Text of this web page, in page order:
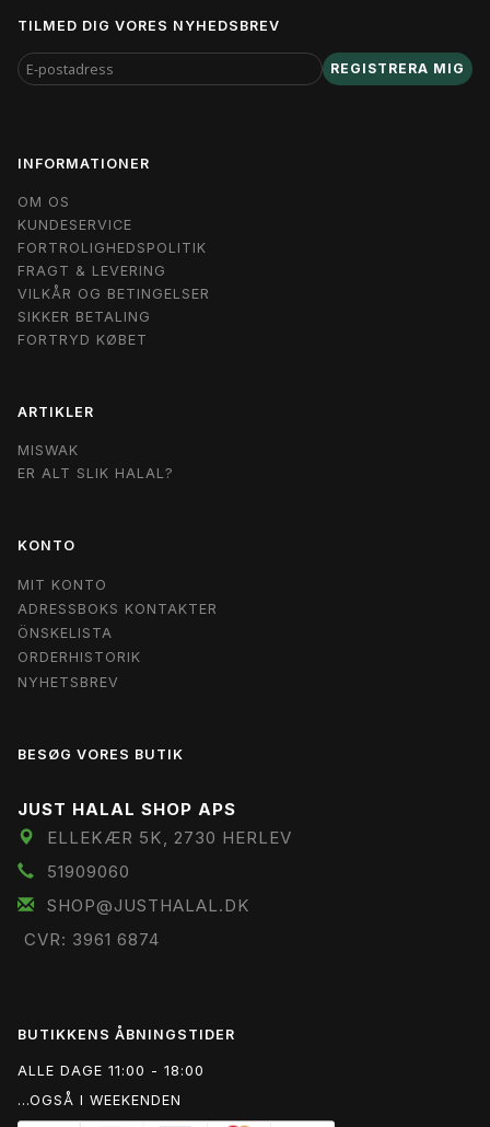
TILMED DIG VORES NYHEDSBREV
E-
POSTADRESS
REGISTRERA MIG
INFORMATIONER
OM OS
KUNDESERVICE
FORTROLIGHEDSPOLITIK
FRAGT & LEVERING
VILKÅR OG BETINGELSER
SIKKER BETALING
FORTRYD KØBET
ARTIKLER
MISWAK
ER ALT SLIK HALAL?
KONTO
MIT KONTO
ADRESSBOKS KONTAKTER
ÖNSKELISTA
ORDERHISTORIK
NYHETSBREV
BESØG VORES BUTIK
JUST HALAL SHOP APS
ELLEKÆR 5K, 2730 HERLEV
51909060
SHOP@JUSTHALAL.DK
CVR: 3961 6874
BUTIKKENS ÅBNINGSTIDER
ALLE DAGE 11:00 - 18:00
...OGSÅ I WEEKENDEN